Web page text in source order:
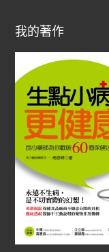
我的著作